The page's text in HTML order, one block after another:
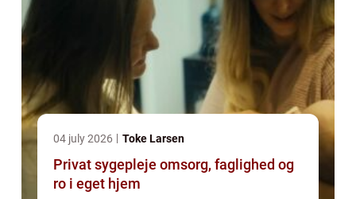
04 july 2026 Toke Larsen
Privat sygepleje omsorg, faglighed og
ro i eget hjem